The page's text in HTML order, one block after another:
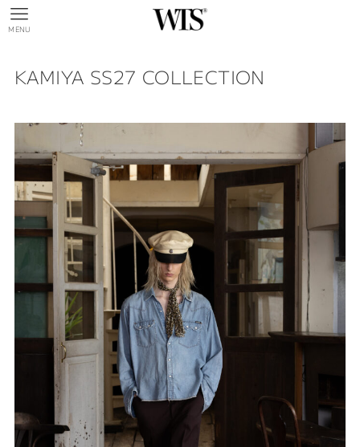
MENU
KAMIYA SS27 COLLECTION